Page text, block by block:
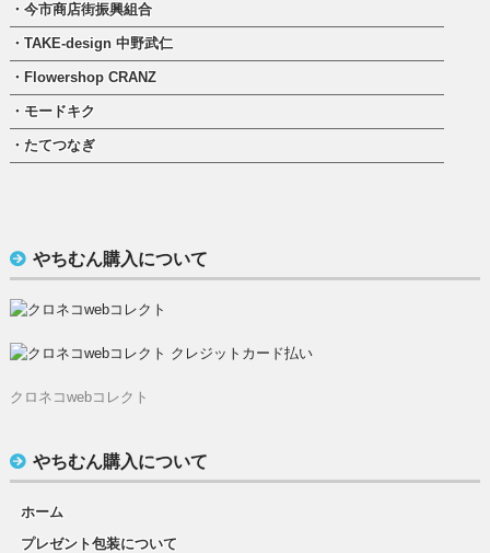
・今市商店街振興組合
・TAKE-design 中野武仁
・Flowershop CRANZ
・モードキク
・たてつなぎ
やちむん購入について
クロネコwebコレクト
やちむん購入について
ホーム
プレゼント包装について